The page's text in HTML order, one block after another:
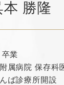
本 勝隆
業
属病院 保存科
ば診療所開設